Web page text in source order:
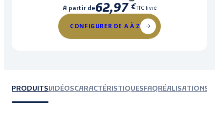
À partir de62,97 €TTC livré
CONFIGURER DE A À Z
PRODUITSVIDÉOSCARACTÉRISTIQUESFAQRÉALISATIONS